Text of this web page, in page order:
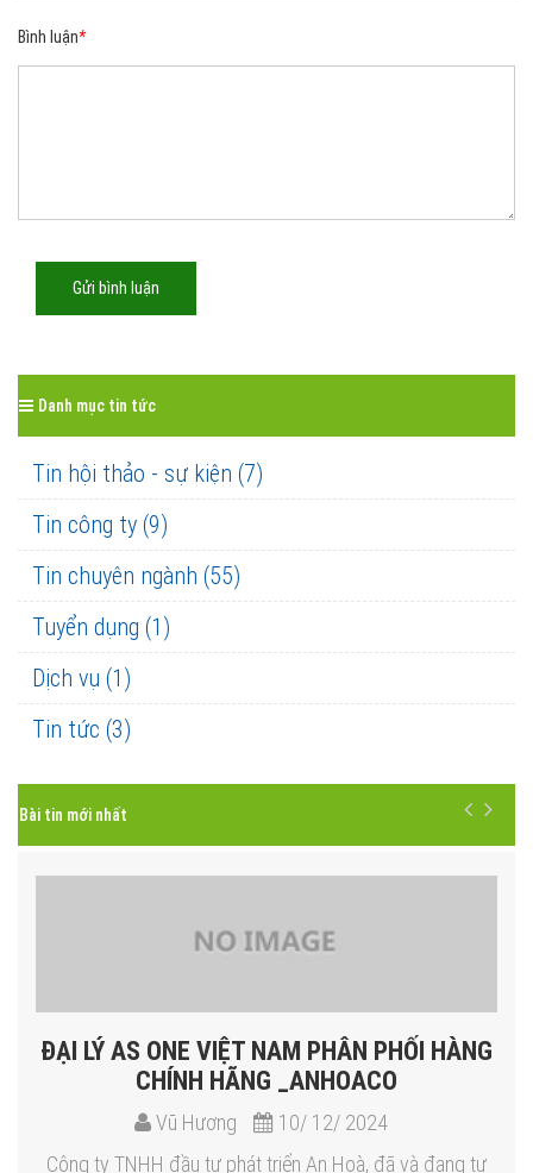
Bình luận*
Gửi bình luận
Danh mục tin tức
Tin hội thảo - sự kiện (7)
Tin công ty (9)
Tin chuyên ngành (55)
Tuyển dụng (1)
Dịch vụ (1)
Tin tức (3)
Bài tin mới nhất
ĐẠI LÝ AS ONE VIỆT NAM​ PHÂN PHỐI HÀNG
CHÍNH HÃNG _ANHOACO
Vũ Hương
10/ 12/ 2024
Công ty TNHH đầu tư phát triển An Hoà, đã và đang tự